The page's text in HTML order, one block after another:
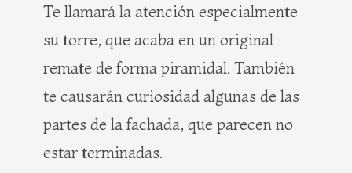
Te llamará la atención especialmente
su torre, que acaba en un original
remate de forma piramidal. También
te causarán curiosidad algunas de las
partes de la fachada, que parecen no
estar terminadas.